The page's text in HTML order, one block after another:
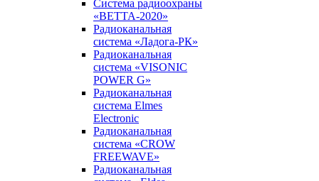
Система радиоохраны
«ВЕТТА-2020»
Радиоканальная
система «Ладога-РК»
Радиоканальная
система «VISONIC
POWER G»
Радиоканальная
система Elmes
Electronic
Радиоканальная
система «CROW
FREEWAVE»
Радиоканальная